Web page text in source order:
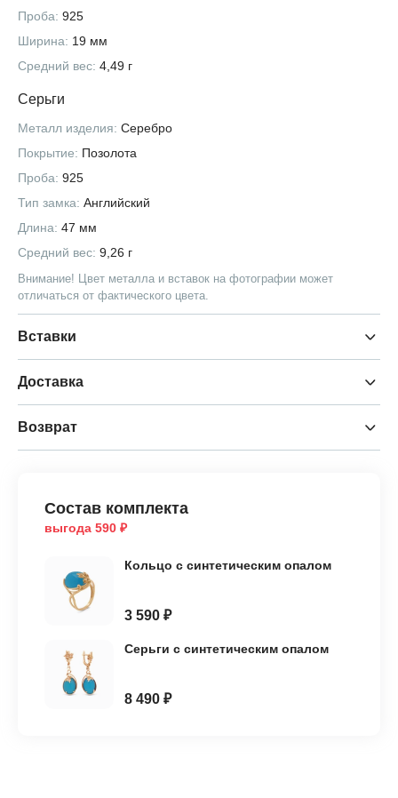
Проба: 925
Ширина: 19 мм
Средний вес: 4,49 г
Серьги
Металл изделия: Серебро
Покрытие: Позолота
Проба: 925
Тип замка: Английский
Длина: 47 мм
Средний вес: 9,26 г
Внимание! Цвет металла и вставок на фотографии может
отличаться от фактического цвета.
Вставки
Доставка
Возврат
Состав комплекта
выгода 590 ₽
Кольцо с синтетическим опалом
3 590 ₽
Серьги с синтетическим опалом
8 490 ₽